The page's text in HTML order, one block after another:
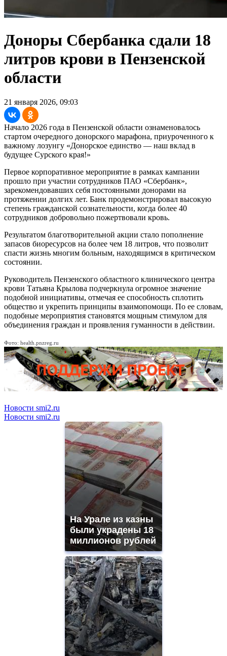
Доноры Сбербанка сдали 18
литров крови в Пензенской
области
21 января 2026, 09:03
Начало 2026 года в Пензенской области ознаменовалось
стартом очередного донорского марафона, приуроченного к
важному лозунгу «Донорское единство — наш вклад в
будущее Сурского края!»
Первое корпоративное мероприятие в рамках кампании
прошло при участии сотрудников ПАО «Сбербанк»,
зарекомендовавших себя постоянными донорами на
протяжении долгих лет. Банк продемонстрировал высокую
степень гражданской сознательности, когда более 40
сотрудников добровольно пожертвовали кровь.
Результатом благотворительной акции стало пополнение
запасов биоресурсов на более чем 18 литров, что позволит
спасти жизнь многим больным, находящимся в критическом
состоянии.
Руководитель Пензенского областного клинического центра
крови Татьяна Крылова подчеркнула огромное значение
подобной инициативы, отмечая ее способность сплотить
общество и укрепить принципы взаимопомощи. По ее словам,
подобные мероприятия становятся мощным стимулом для
объединения граждан и проявления гуманности в действии.
Фото: health.pnzreg.ru
Новости smi2.ru
Новости smi2.ru
На Урале из казны
были украдены 18
миллионов рублей